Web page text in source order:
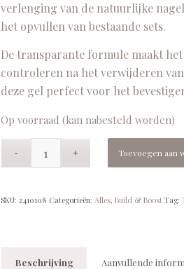
verlenging van de natuurlijke
het opvullen van bestaande sets.
De transparante formule maakt
controleren na het verwijderen
deze gel perfect voor het
Op voorraad (kan nabesteld worden)
Toevoegen aan
SKU: 2410108 Categorieën: Alles, Build & Boost Tag:
Beschrijving Aanvullende